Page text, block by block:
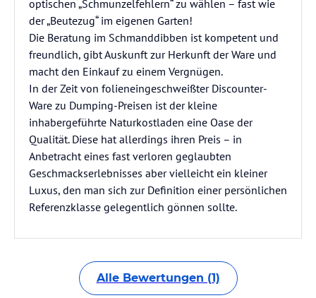
optischen „Schmunzelfehlern“ zu wählen – fast wie
der „Beutezug“ im eigenen Garten!
Die Beratung im Schmanddibben ist kompetent und
freundlich, gibt Auskunft zur Herkunft der Ware und
macht den Einkauf zu einem Vergnügen.
In der Zeit von folieneingeschweißter Discounter-
Ware zu Dumping-Preisen ist der kleine
inhabergeführte Naturkostladen eine Oase der
Qualität. Diese hat allerdings ihren Preis – in
Anbetracht eines fast verloren geglaubten
Geschmackserlebnisses aber vielleicht ein kleiner
Luxus, den man sich zur Definition einer persönlichen
Referenzklasse gelegentlich gönnen sollte.
Alle Bewertungen (1)